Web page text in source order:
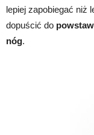
lepiej zapobiegać niż
dopuścić do
nóg.